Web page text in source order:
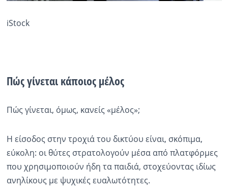
iStock
Πώς γίνεται κάποιος μέλος
Πώς γίνεται, όμως, κανείς «μέλος»;
Η είσοδος στην τροχιά του δικτύου είναι, σκόπιμα,
εύκολη: οι θύτες στρατολογούν μέσα από πλατφόρμες
που χρησιμοποιούν ήδη τα παιδιά, στοχεύοντας ιδίως
ανηλίκους με ψυχικές ευαλωτότητες.